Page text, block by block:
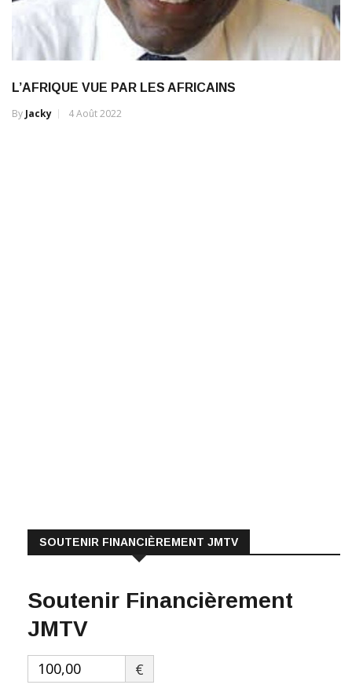
L’AFRIQUE VUE PAR LES AFRICAINS
By Jacky 4 Août 2022
SOUTENIR FINANCIÈREMENT JMTV
Soutenir Financièrement
JMTV
€